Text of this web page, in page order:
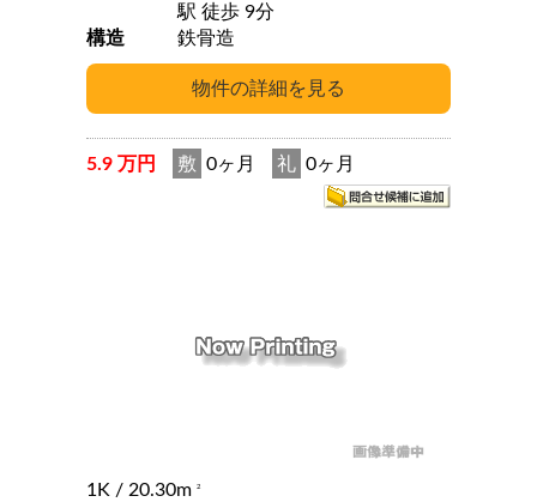
駅 徒歩 9分
構造
鉄骨造
5.9 万円 敷 0ヶ月 礼 0ヶ月
1K / 20.30m 2